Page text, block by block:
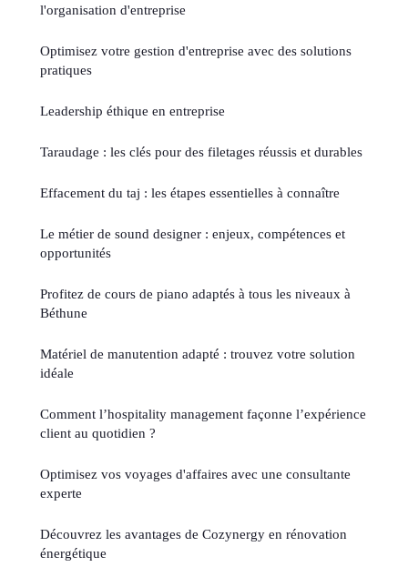
l'organisation d'entreprise
Optimisez votre gestion d'entreprise avec des solutions
pratiques
Leadership éthique en entreprise
Taraudage : les clés pour des filetages réussis et durables
Effacement du taj : les étapes essentielles à connaître
Le métier de sound designer : enjeux, compétences et
opportunités
Profitez de cours de piano adaptés à tous les niveaux à
Béthune
Matériel de manutention adapté : trouvez votre solution
idéale
Comment l’hospitality management façonne l’expérience
client au quotidien ?
Optimisez vos voyages d'affaires avec une consultante
experte
Découvrez les avantages de Cozynergy en rénovation
énergétique